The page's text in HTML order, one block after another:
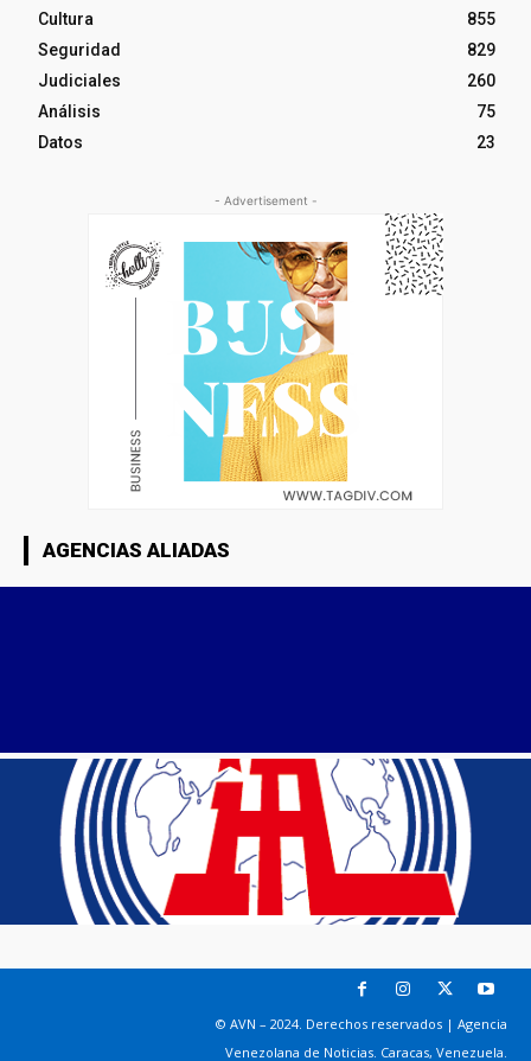
Cultura
855
Seguridad
829
Judiciales
260
Análisis
75
Datos
23
- Advertisement -
AGENCIAS ALIADAS
© AVN – 2024. Derechos reservados | Agencia
Venezolana de Noticias. Caracas, Venezuela.